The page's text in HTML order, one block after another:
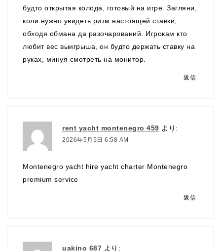
будто открытая колода, готовый на игре. Загляни,
коли нужно увидеть ритм настоящей ставки,
обходя обмана да разочарований. Игрокам кто
любит вес выигрыша, он будто держать ставку на
руках, минуя смотреть на монитор.
返信
rent yacht montenegro 459 より:
2026年5月5日 6:58 AM
Montenegro yacht hire yacht charter Montenegro
premium service
返信
uakino 687 より: